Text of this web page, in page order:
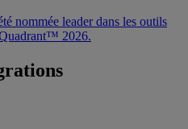
nommée leader dans les outils
2026.